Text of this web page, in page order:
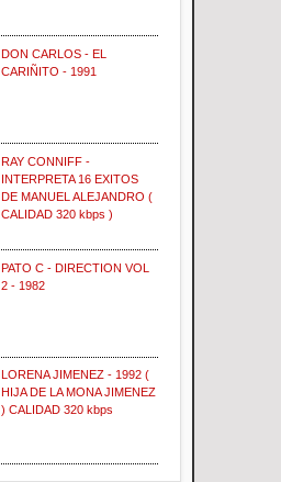
DON CARLOS - EL
CARIÑITO - 1991
RAY CONNIFF -
INTERPRETA 16 EXITOS
DE MANUEL ALEJANDRO (
CALIDAD 320 kbps )
PATO C - DIRECTION VOL
2 - 1982
LORENA JIMENEZ - 1992 (
HIJA DE LA MONA JIMENEZ
) CALIDAD 320 kbps